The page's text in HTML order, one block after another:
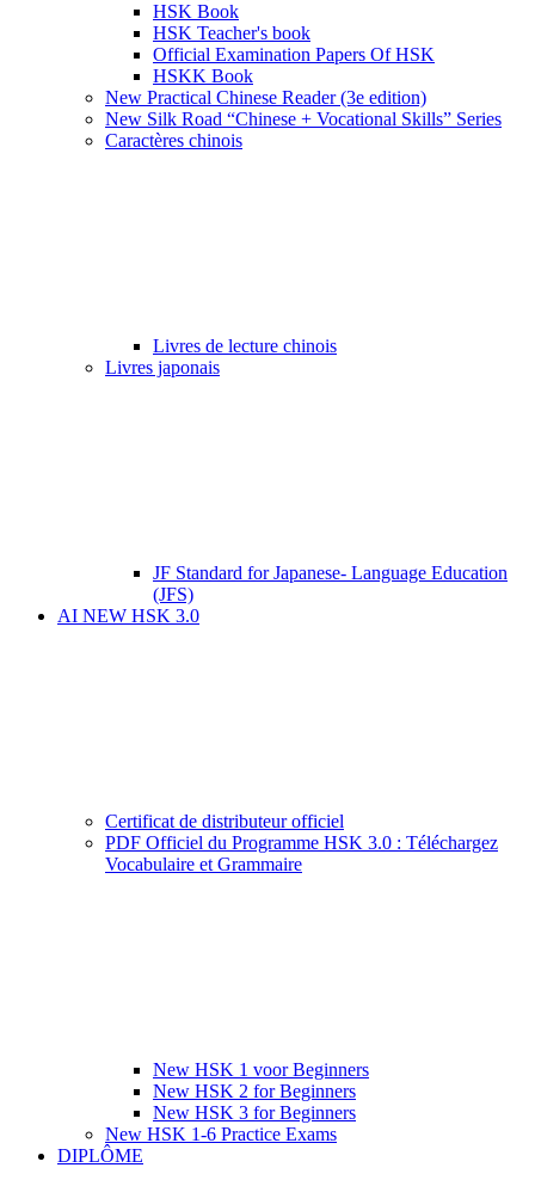
HSK Book
HSK Teacher's book
Official Examination Papers Of HSK
HSKK Book
New Practical Chinese Reader (3e edition)
New Silk Road “Chinese + Vocational Skills” Series
Caractères chinois
Livres de lecture chinois
Livres japonais
JF Standard for Japanese- Language Education
(JFS)
AI NEW HSK 3.0
Certificat de distributeur officiel
PDF Officiel du Programme HSK 3.0 : Téléchargez
Vocabulaire et Grammaire
New HSK 1 voor Beginners
New HSK 2 for Beginners
New HSK 3 for Beginners
New HSK 1-6 Practice Exams
DIPLÔME